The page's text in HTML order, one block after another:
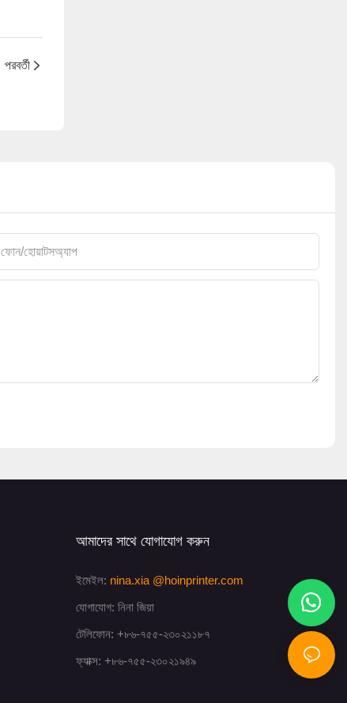
পরবর্তী
ফোন/হোয়াটসঅ্যাপ
আমাদের সাথে যোগাযোগ করুন
ইমেইল: nina.xia @hoinprinter.com
যোগাযোগ: নিনা জিয়া
টেলিফোন: +৮৬-৭৫৫-২৩০২১১৮৭
ফ্যাক্স: +৮৬-৭৫৫-২৩০২১৯৪৯